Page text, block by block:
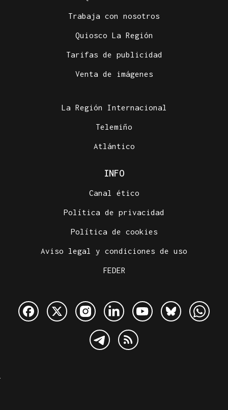
Trabaja con nosotros
Quiosco La Región
Tarifas de publicidad
Venta de imágenes
La Región Internacional
Telemiño
Atlántico
INFO
Canal ético
Política de privacidad
Política de cookies
Aviso legal y condiciones de uso
FEDER